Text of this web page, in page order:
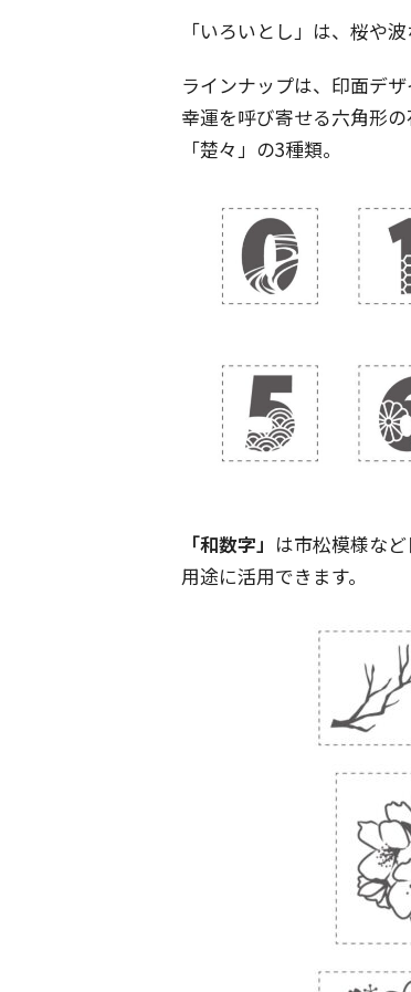
「いろいとし」は、桜や
ラインナップは、印面デ
幸運を呼び寄せる六角形
「楚々」の3種類。
「和数字」 は市松模様な
用途に活用できます。